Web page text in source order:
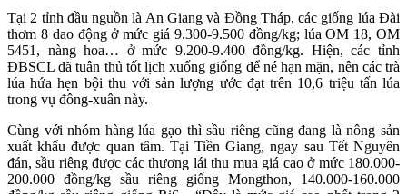
Tại 2 tỉnh đầu nguồn là An Giang và Đồng Tháp, các giống lúa Đài
thơm 8 dao động ở mức giá 9.300-9.500 đồng/kg; lúa OM 18, OM
5451, nàng hoa… ở mức 9.200-9.400 đồng/kg. Hiện, các tỉnh
ĐBSCL đã tuân thủ tốt lịch xuống giống để né hạn mặn, nên các trà
lúa hứa hẹn bội thu với sản lượng ước đạt trên 10,6 triệu tấn lúa
trong vụ đông-xuân này.
Cùng với nhóm hàng lúa gạo thì sầu riêng cũng đang là nông sản
xuất khẩu được quan tâm. Tại Tiền Giang, ngay sau Tết Nguyên
đán, sầu riêng được các thương lái thu mua giá cao ở mức 180.000-
200.000 đồng/kg sầu riêng giống Mongthon, 140.000-160.000